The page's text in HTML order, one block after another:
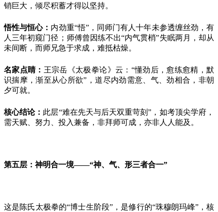
销巨大，倾尽积蓄才得以坚持。
悟性与恒心： 内劲重“悟”，同师门有人十年未参透缠丝劲，有
人三年初窥门径；师傅曾因练不出“内气贯梢”失眠两月，却从
未间断，而师兄急于求成，难抵枯燥。
名家点睛： 王宗岳《太极拳论》云： “懂劲后，愈练愈精，默
识揣摩，渐至从心所欲”，道尽内劲需意、气、劲相合，非朝
夕可就。
核心结论： 此层“难在先天与后天双重苛刻”，如考顶尖学府，
需天赋、努力、投入兼备，非拜师可成，亦非人人能及。
第五层：神明合一境——“神、气、形三者合一”
这是陈氏太极拳的“博士生阶段”，是修行的“珠穆朗玛峰”，核